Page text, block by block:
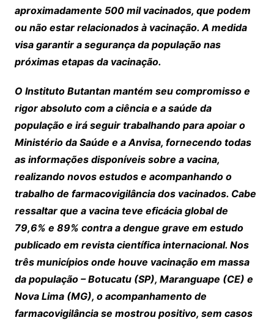
aproximadamente 500 mil vacinados, que podem
ou não estar relacionados à vacinação. A medida
visa garantir a segurança da população nas
próximas etapas da vacinação.
O Instituto Butantan mantém seu compromisso e
rigor absoluto com a ciência e a saúde da
população e irá seguir trabalhando para apoiar o
Ministério da Saúde e a Anvisa, fornecendo todas
as informações disponíveis sobre a vacina,
realizando novos estudos e acompanhando o
trabalho de farmacovigilância dos vacinados. Cabe
ressaltar que a vacina teve eficácia global de
79,6% e 89% contra a dengue grave em estudo
publicado em revista científica internacional. Nos
três municípios onde houve vacinação em massa
da população – Botucatu (SP), Maranguape (CE) e
Nova Lima (MG), o acompanhamento de
farmacovigilância se mostrou positivo, sem casos